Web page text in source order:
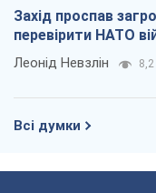
Захід проспав
перевірити НАТО
Леонід Невзлін 8,2
Всі думки